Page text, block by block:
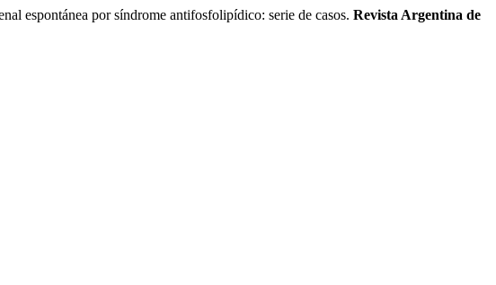
espontánea por síndrome antifosfolipídico: serie de casos. Revista Argentina de